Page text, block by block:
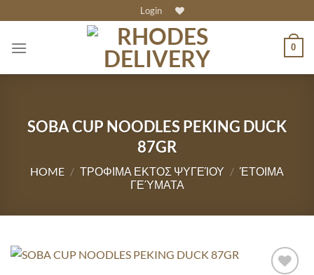
to
content
Login
0
SOBA CUP NOODLES PEKING DUCK
87GR
HOME / ΤΡΟΦΙΜΑ ΕΚΤΟΣ ΨΥΓΕΊΟΥ / ΈΤΟΙΜΑ
ΓΕΎΜΑΤΑ